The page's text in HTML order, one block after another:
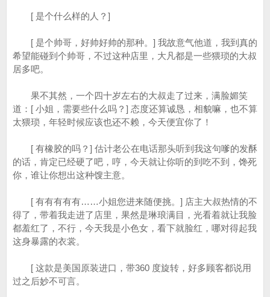
[ 是个什么样的人？]
[ 是个帅哥，好帅好帅的那种。] 我故意气他道，我到真的
希望能碰到个帅哥，不过这种店里，大凡都是一些猥琐的大叔
居多吧。
果不其然，一个四十岁左右的大叔走了过来，满脸媚笑
道：[ 小姐，需要些什么吗？] 态度还算诚恳，相貌嘛，也不算
太猥琐，年轻时候应该也还不赖，今天便宜你了！
[ 有橡胶的吗？] 估计老公在电话那头听到我这句嗲的发酥
的话，肯定已经硬了吧，哼，今天就让你听的到吃不到，馋死
你，谁让你想出这种馊主意。
[ 有有有有有……小姐您进来随便挑。] 店主大叔热情的不
得了，带着我走进了店里，果然是琳琅满目，光看着就让我脸
都羞红了，不行，今天我是小色女，看下就脸红，哪对得起我
这身暴露的衣裳。
[ 这款是美国原装进口，带360 度旋转，好多顾客都说用
过之后妙不可言。